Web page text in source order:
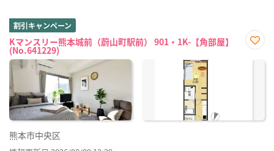
割引キャンペーン
Kマンスリー熊本城前（蔚山町駅前） 901・1K-【角部屋】
(No.641229)
に入
熊本市中央区